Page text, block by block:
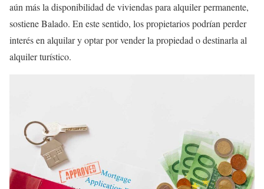
aún más la disponibilidad de viviendas para alquiler permanente,
sostiene Balado. En este sentido, los propietarios podrían perder
interés en alquilar y optar por vender la propiedad o destinarla al
alquiler turístico.